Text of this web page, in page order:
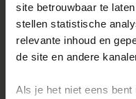
site betrouwbaar te
stellen statistische
relevante inhoud en
de site en andere
Als je het niet eens
* Shoestring en
Lees hoe wij het groene
bevorderen.